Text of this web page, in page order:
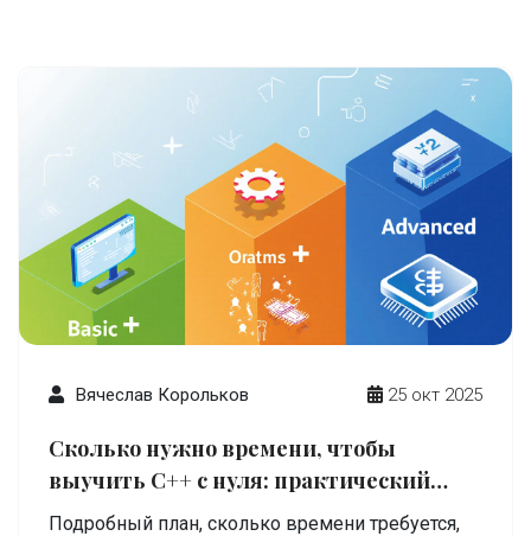
Вячеслав Корольков 25 окт 2025
Сколько нужно времени, чтобы
выучить C++ с нуля: практический
план
Подробный план, сколько времени требуется,